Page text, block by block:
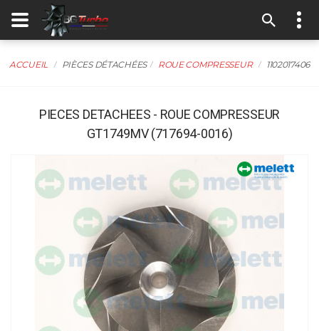
ACCUEIL PIÈCES DÉTACHÉES ROUE COMPRESSEUR 1102017406
PIECES DETACHEES - ROUE COMPRESSEUR
GT1749MV (717694-0016)